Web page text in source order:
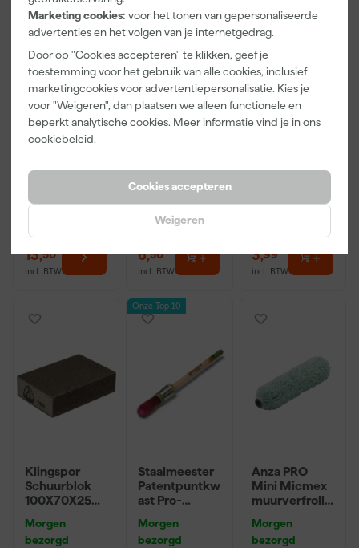
Marketing cookies: voor het tonen van gepersonaliseerde
advertenties en het volgen van je internetgedrag.
Door op "Cookies accepteren" te klikken, geef je
toestemming voor het gebruik van alle cookies, inclusief
marketingcookies voor advertentiepersonalisatie. Kies je
voor "Weigeren", dan plaatsen we alleen functionele en
beperkt analytische cookies. Meer informatie vind je in ons
cookiebeleid.
Cookies accepteren
Weigeren
Little Greene
Absolute Matt
250ml Sample
Dinsdag
13,50
incl. BTW
Kip Tape
x 50m
Morgen
bezorgd
6,50
incl. BTW
Go!Paint Roll
Morgen
3,99
incl. BTW
Klingspor
Schuurblok
100X70X25m
P220
Morgen
bezorgd
Onze Top 10
Staalmeester
Patentpuntkw
ast Pro-
10 (2cm)
Morgen
bezorgd
Anza PRO
Mini Micmex
muurverfrolle
Morgen
bezorgd